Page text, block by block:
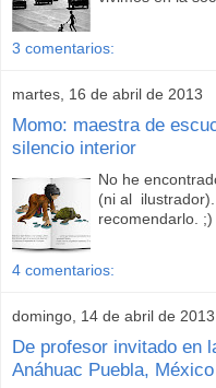
3 comentarios:
martes, 16 de abril de 2013
Momo: maestra de
silencio interior
No he
(ni al
recomendarlo. ;)
4 comentarios:
domingo, 14 de abril de 2013
De profesor invitado en
Anáhuac Puebla, México